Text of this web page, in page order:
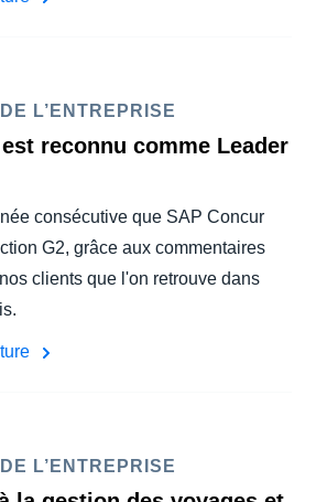
L’ENTREPRISE
reconnu comme Leader
consécutive que SAP Concur
G2, grâce aux commentaires
clients que l'on retrouve dans
L’ENTREPRISE